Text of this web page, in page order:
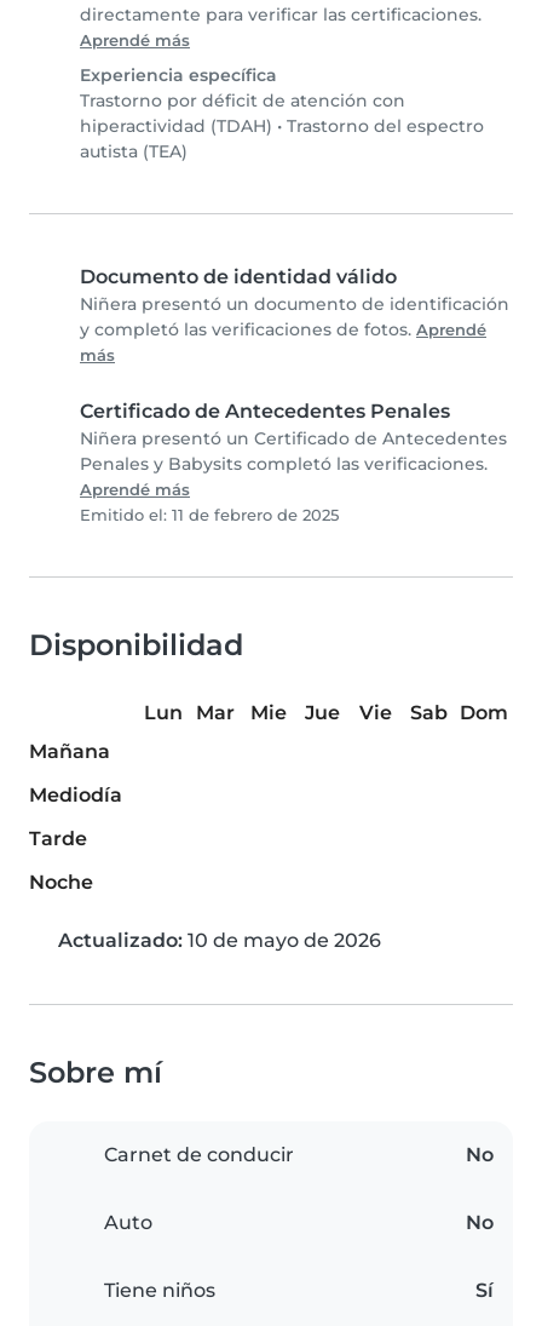
directamente para verificar las certificaciones.
Aprendé más
Experiencia específica
Trastorno por déficit de atención con
hiperactividad (TDAH) • Trastorno del espectro
autista (TEA)
Documento de identidad válido
Niñera presentó un documento de identificación
y completó las verificaciones de fotos. Aprendé
más
Certificado de Antecedentes Penales
Niñera presentó un Certificado de Antecedentes
Penales y Babysits completó las verificaciones.
Aprendé más
Emitido el: 11 de febrero de 2025
Disponibilidad
Lun Mar Mie Jue Vie Sab
Dom
Mañana
Mediodía
Tarde
Noche
Actualizado: 10 de mayo de 2026
Sobre mí
Carnet de conducir No
Auto No
Tiene niños Sí